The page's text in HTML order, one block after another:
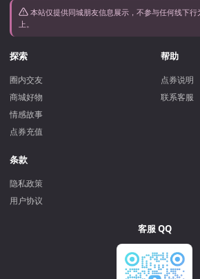
本站仅提供同城朋友信息展示，不参与任何线下
上。
探索
圈内交友
商城好物
情感故事
点券充值
帮助
点券说明
联系客服
条款
隐私政策
用户协议
客服 QQ